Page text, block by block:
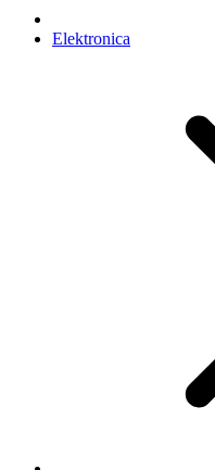
Elektronica